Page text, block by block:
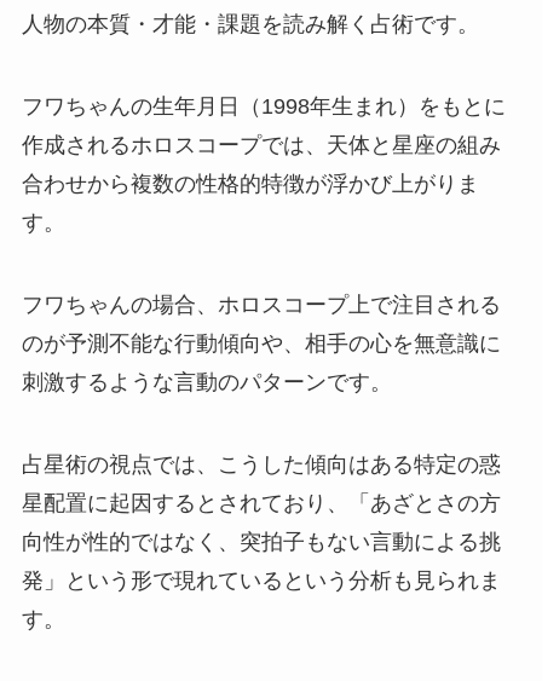
人物の本質・才能・課題を読み解く占術です。
フワちゃんの生年月日（1998年生まれ）をもとに
作成されるホロスコープでは、天体と星座の組み
合わせから複数の性格的特徴が浮かび上がりま
す。
フワちゃんの場合、ホロスコープ上で注目される
のが予測不能な行動傾向や、相手の心を無意識に
刺激するような言動のパターンです。
占星術の視点では、こうした傾向はある特定の惑
星配置に起因するとされており、「あざとさの方
向性が性的ではなく、突拍子もない言動による挑
発」という形で現れているという分析も見られま
す。